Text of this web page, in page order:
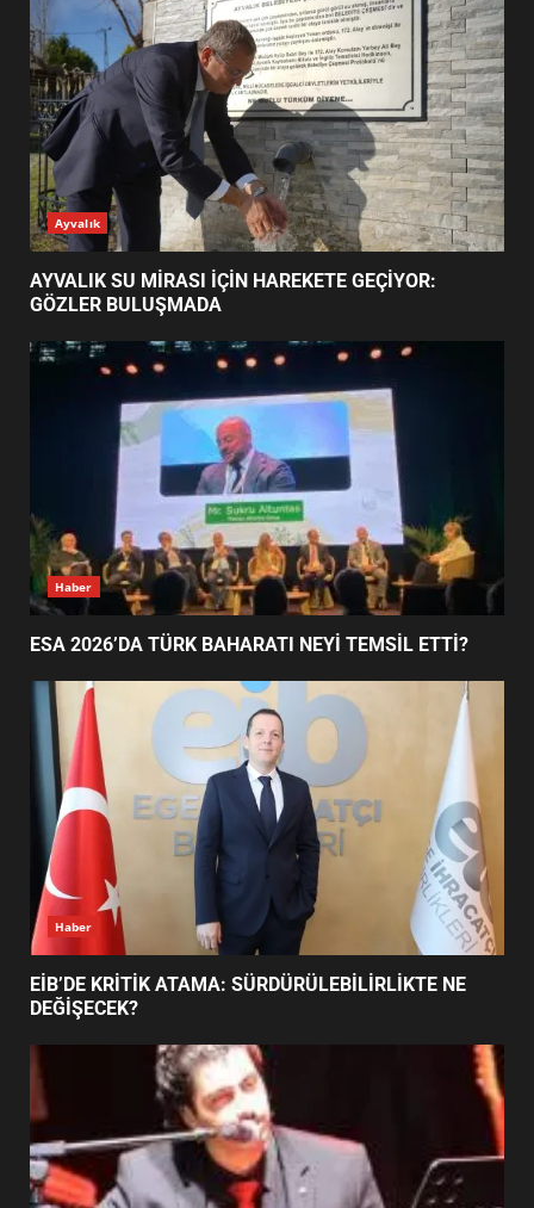
1
AYVALIK SU MİRASI İÇİN
HAREKETE GEÇİYOR: GÖZLER
BULUŞMADA
2
ESA 2026’DA TÜRK BAHARATI
NEYİ TEMSİL ETTİ?
EİB’DE KRİTİK ATAMA:
SÜRDÜRÜLEBİLİRLİKTE NE
DEĞİŞECEK?
4
EDREMİT’İN GURURU TÜRKİYE
FİNALİNDE NE BAŞARDI?
5
UZATILDI: NE DEĞİŞTİ?
6
BURHANİYE SATRANÇ
TURNUVASI KAYITLARI NEYİ
DEĞİŞTİRİYOR?
BURHANİYE BELEDİYESPOR’DA
YENİ YÖNETİM NASIL
Ayvalık
AYVALIK SU MİRASI İÇİN HAREKETE GEÇİYOR:
GÖZLER BULUŞMADA
Haber
ESA 2026’DA TÜRK BAHARATI NEYİ TEMSİL ETTİ?
Haber
EİB’DE KRİTİK ATAMA: SÜRDÜRÜLEBİLİRLİKTE NE
DEĞİŞECEK?